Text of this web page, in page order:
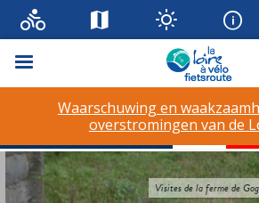
Menu
Waarschuwing en
overstromingen van de
Visites de la ferme de